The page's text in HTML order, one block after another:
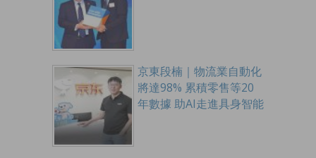
京東段楠｜物流業自動化
將達98% 累積零售等20
年數據 助AI走進具身智能